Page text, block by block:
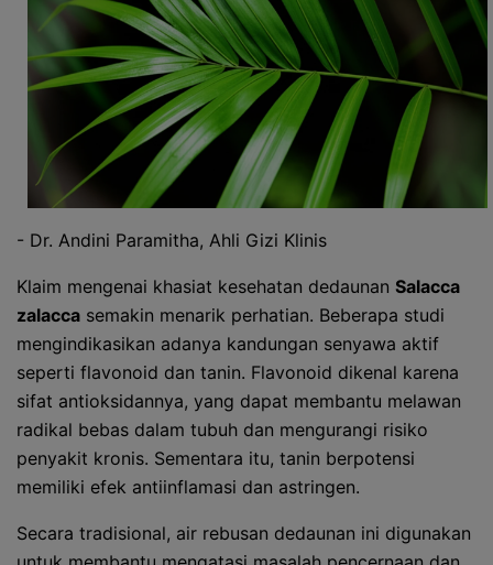
- Dr. Andini Paramitha, Ahli Gizi Klinis
Klaim mengenai khasiat kesehatan dedaunan Salacca
zalacca semakin menarik perhatian. Beberapa studi
mengindikasikan adanya kandungan senyawa aktif
seperti flavonoid dan tanin. Flavonoid dikenal karena
sifat antioksidannya, yang dapat membantu melawan
radikal bebas dalam tubuh dan mengurangi risiko
penyakit kronis. Sementara itu, tanin berpotensi
memiliki efek antiinflamasi dan astringen.
Secara tradisional, air rebusan dedaunan ini digunakan